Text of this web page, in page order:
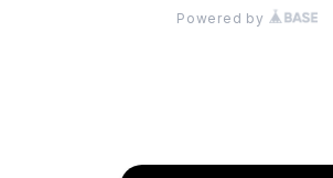
Powered by